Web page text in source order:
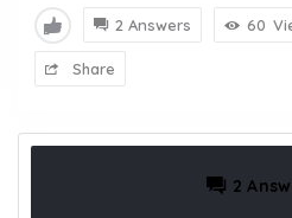
2 Answers 60
Share
2